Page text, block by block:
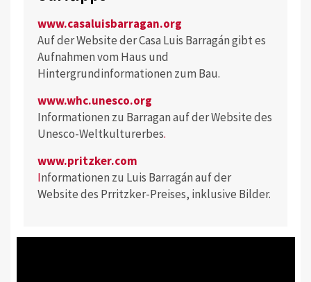
www.casaluisbarragan.org
Auf der Website der Casa Luis Barragán gibt es
Aufnahmen vom Haus und
Hintergrundinformationen zum Bau.
www.whc.unesco.org
Informationen zu Barragan auf der Website des
Unesco-Weltkulturerbes.
www.pritzker.com
Informationen zu Luis Barragán auf der
Website des Prritzker-Preises, inklusive Bilder.